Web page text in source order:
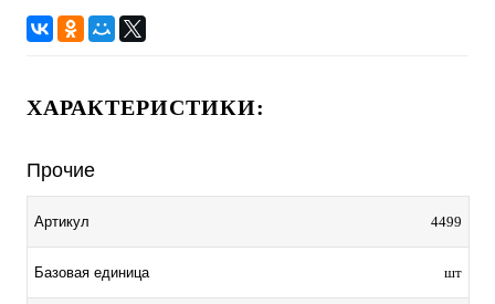
ХАРАКТЕРИСТИКИ:
Прочие
Артикул 4499
Базовая единица шт